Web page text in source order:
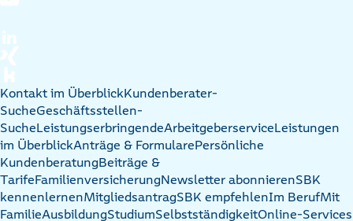
Kontakt im ÜberblickKundenberater-
SucheGeschäftsstellen-
SucheLeistungserbringendeArbeitgeberserviceLeistungen
im ÜberblickAnträge & FormularePersönliche
KundenberatungBeiträge &
TarifeFamilienversicherungNewsletter abonnierenSBK
kennenlernenMitgliedsantragSBK empfehlenIm BerufMit
FamilieAusbildungStudiumSelbstständigkeitOnline-Services